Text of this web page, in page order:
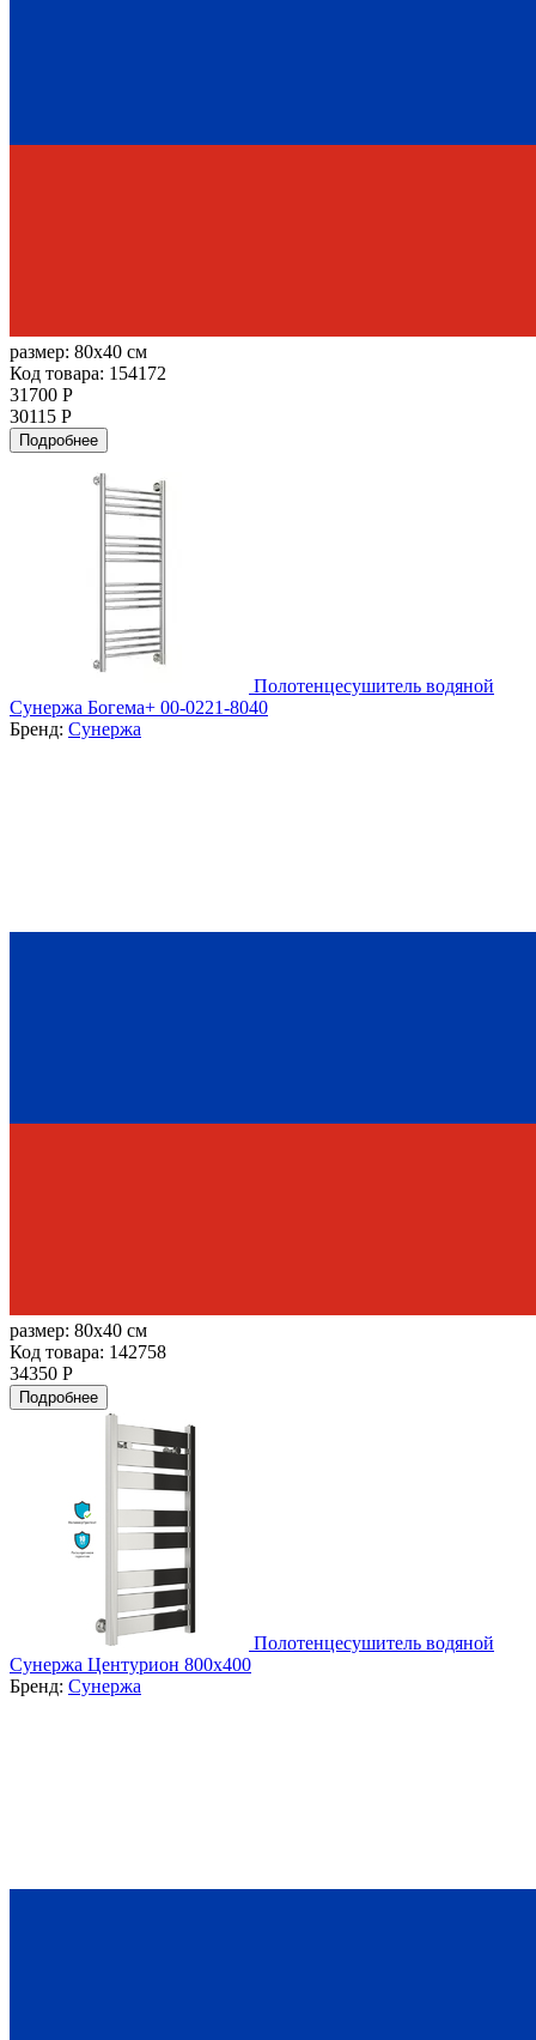
размер: 80x40 см
Код товара: 154172
31700 Р
30115 Р
Подробнее
Полотенцесушитель водяной
Сунержа Богема+ 00-0221-8040
Бренд: Сунержа
размер: 80x40 см
Код товара: 142758
34350 Р
Подробнее
Полотенцесушитель водяной
Сунержа Центурион 800х400
Бренд: Сунержа